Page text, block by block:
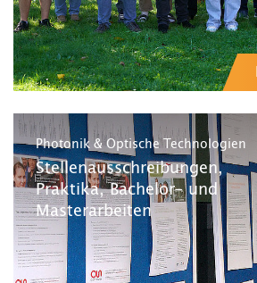
Photonik & Optische Technologien
Stellenausschreibungen,
Praktika, Bachelor- und
Masterarbeiten